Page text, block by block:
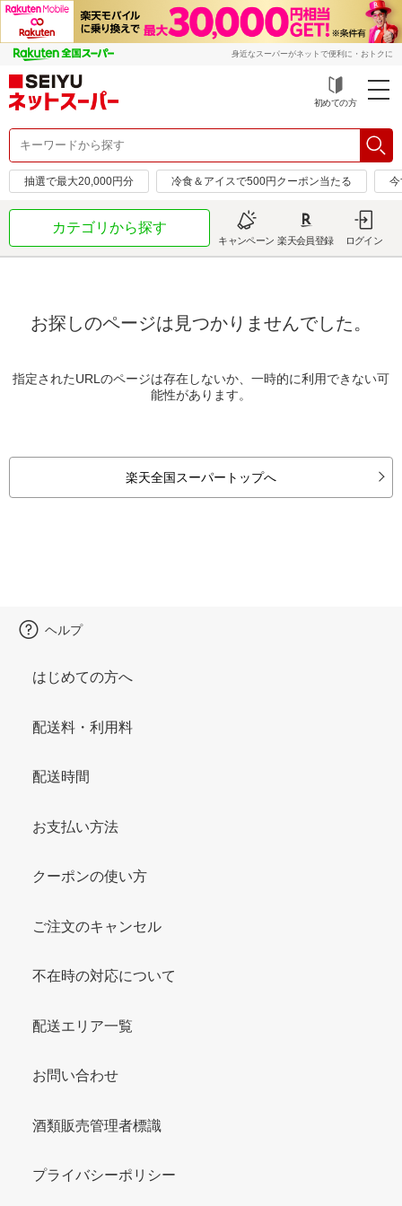
身近なスーパーがネットで便利に・おトクに
初めての方
抽選で最大20,000円分 冷食＆アイスで500円クーポン当たる
カテゴリから探す
キャンペーン 楽天会員登録 ログイン
お探しのページは見つかりませんでした。
指定されたURLのページは存在しないか、一時的に利用できない可
能性があります。
楽天全国スーパートップへ
ヘルプ
はじめての方へ
配送料・利用料
配送時間
お支払い方法
クーポンの使い方
ご注文のキャンセル
不在時の対応について
配送エリア一覧
お問い合わせ
酒類販売管理者標識
プライバシーポリシー